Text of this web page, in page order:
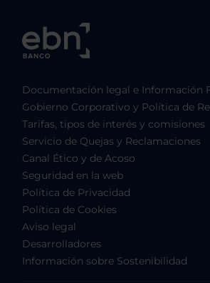
Documentación legal e Información
Gobierno Corporativo y Política de
Tarifas, tipos de interés y comisiones
Servicio de Quejas y Reclamaciones
Canal Ético y de Acoso
Seguridad en la web
Política de Privacidad
Política de Cookies
Aviso legal
Desarrolladores
Información sobre Sostenibilidad